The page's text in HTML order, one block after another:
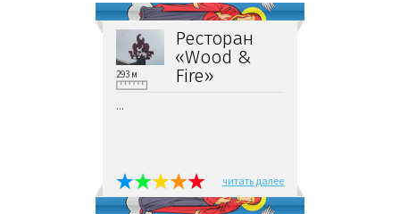
Ресторан
«Wood &
Fire»
293 м
...
читать далее